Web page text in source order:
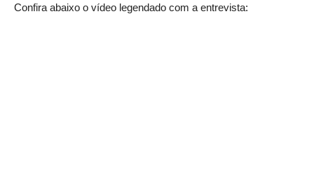
Confira abaixo o vídeo legendado com a entrevista: